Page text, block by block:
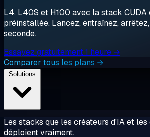
L4, L40S et H100 avec la stack
préinstallée. Lancez, entraînez,
seconde.
Essayez gratuitement 1 heure →
Comparer tous les plans →
Les stacks que les créateurs d'IA et
déploient vraiment.